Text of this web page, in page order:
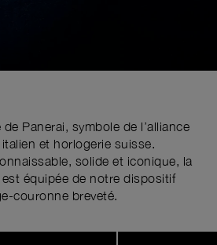
Panerai, symbole de l’alliance
et horlogerie suisse.
solide et iconique, la
équipée de notre dispositif
couronne breveté.